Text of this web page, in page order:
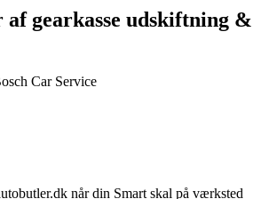
af gearkasse udskiftning &
Car Service
når din Smart skal på værksted